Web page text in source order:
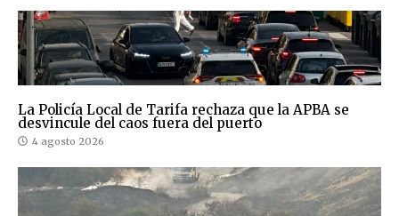
La Policía Local de Tarifa rechaza que la APBA se
desvincule del caos fuera del puerto
4 agosto 2026